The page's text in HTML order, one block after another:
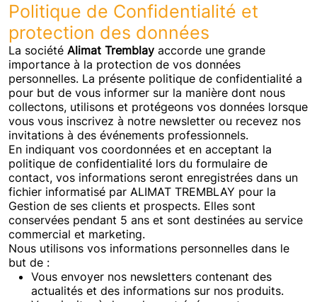
Politique de Confidentialité et
protection des données
La société Alimat Tremblay accorde une grande
importance à la protection de vos données
personnelles. La présente politique de confidentialité a
pour but de vous informer sur la manière dont nous
collectons, utilisons et protégeons vos données lorsque
vous vous inscrivez à notre newsletter ou recevez nos
invitations à des événements professionnels.
En indiquant vos coordonnées et en acceptant la
politique de confidentialité lors du formulaire de
contact, vos informations seront enregistrées dans un
fichier informatisé par ALIMAT TREMBLAY pour la
Gestion de ses clients et prospects. Elles sont
conservées pendant 5 ans et sont destinées au service
commercial et marketing.
Nous utilisons vos informations personnelles dans le
but de :
Vous envoyer nos newsletters contenant des
actualités et des informations sur nos produits.